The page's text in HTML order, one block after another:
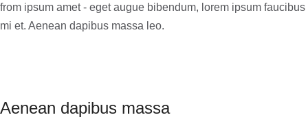
from ipsum amet - eget augue bibendum, lorem ipsum faucibus
mi et. Aenean dapibus massa leo.
Aenean dapibus massa